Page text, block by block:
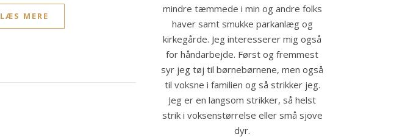
LÆS MERE
mindre tæmmede i min og andre folks
haver samt smukke parkanlæg og
kirkegårde. Jeg interesserer mig også
for håndarbejde. Først og fremmest
syr jeg tøj til børnebørnene, men også
til voksne i familien og så strikker jeg.
Jeg er en langsom strikker, så helst
strik i voksenstørrelse eller små sjove
dyr.